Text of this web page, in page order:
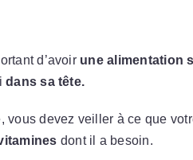
d’avoirune alimentation
dans sa tête.
vous devez veiller à ce que
dont il a besoin.